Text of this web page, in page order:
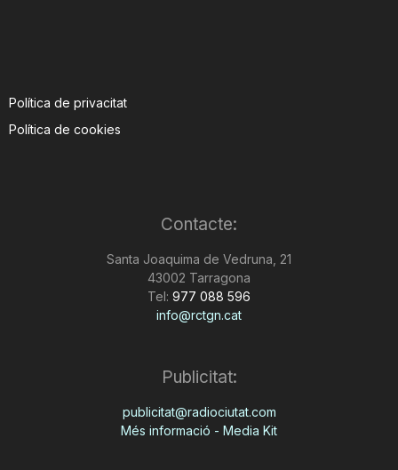
Política de privacitat
Política de cookies
Contacte:
Santa Joaquima de Vedruna, 21
43002 Tarragona
Tel: 977 088 596
info@rctgn.cat
Publicitat:
publicitat@radiociutat.com
Més informació - Media Kit